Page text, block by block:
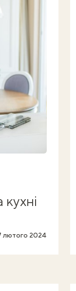
лютого 2024